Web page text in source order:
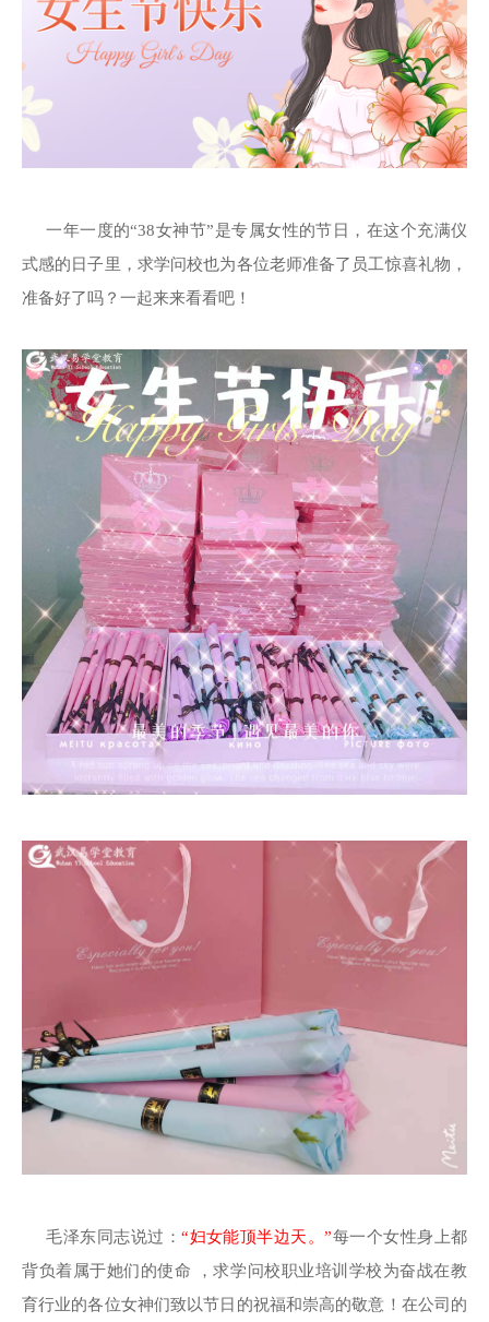
一年一度的“38女神节”是专属女性的节日，在这个充满仪
式感的日子里，求学问校也为各位老师准备了员工惊喜礼物，
准备好了吗？一起来来看看吧！
毛泽东同志说过：“妇女能顶半边天。”每一个女性身上都
背负着属于她们的使命 ，求学问校职业培训学校为奋战在教
育行业的各位女神们致以节日的祝福和崇高的敬意！在公司的